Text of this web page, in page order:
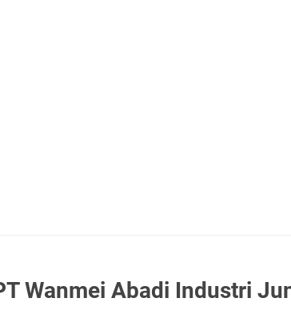
Wanmei Abadi Industri